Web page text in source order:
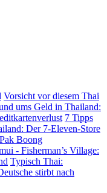
Vorsicht vor diesem Thai
ums Geld in Thailand:
7 Tipps
Der 7-Eleven-Store
Boong
- Fisherman’s Village:
Typisch Thai:
stirbt nach